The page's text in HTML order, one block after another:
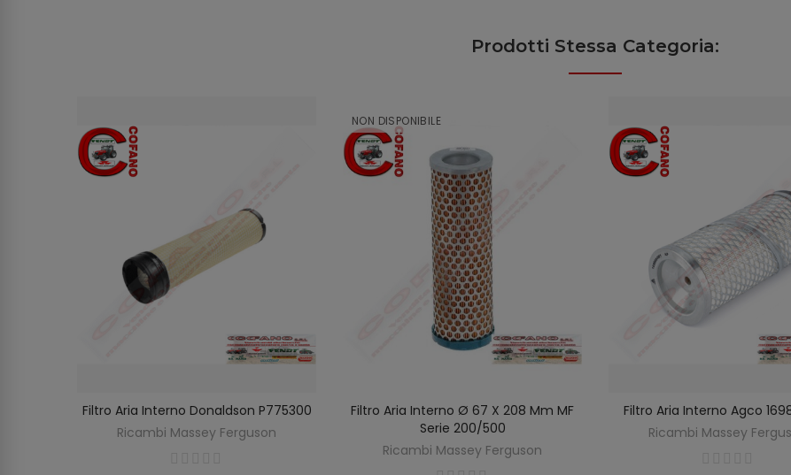
Prodotti Stessa Categoria:
AGGIUNGI AL CARRELLO
Filtro Aria Interno Donaldson P775300
Ricambi Massey Ferguson
NON DISPONIBILE
SCOPRIRE
Filtro Aria Interno Ø 67 X 208 Mm MF
Serie 200/500
Ricambi Massey Ferguson
AGGIUNGI AL
Filtro Aria Interno Agco
Ricambi Massey